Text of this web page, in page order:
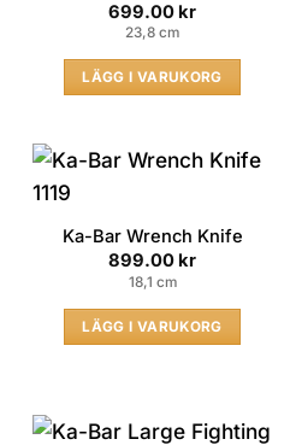
699.00 kr
23,8 cm
LÄGG I VARUKORG
Ka-Bar Wrench Knife
899.00 kr
18,1 cm
LÄGG I VARUKORG